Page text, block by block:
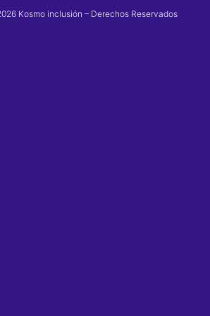
Kosmo inclusión – Derechos Reservados